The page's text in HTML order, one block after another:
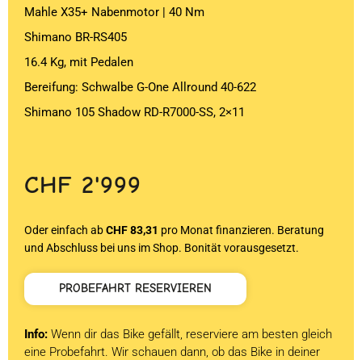
Mahle X35+ Nabenmotor | 40 Nm
Shimano BR-RS405
16.4 Kg, mit Pedalen
Bereifung: Schwalbe G-One Allround 40-622
Shimano 105 Shadow RD-R7000-SS, 2×11
CHF 2'999
Oder einfach abCHF 83,31 pro Monat finanzieren. Beratung
und Abschluss bei uns im Shop. Bonität vorausgesetzt.
PROBEFAHRT RESERVIEREN
Info: Wenn dir das Bike gefällt, reserviere am besten gleich
eine Probefahrt. Wir schauen dann, ob das Bike in deiner